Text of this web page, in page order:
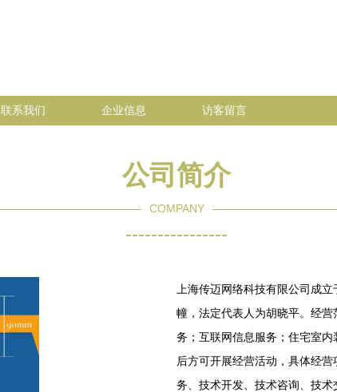
联系我们 企业信息 访客留言
公司简介
COMPANY
----------------
上海传迈网络科技有限公司成
幢，法定代表人为胡晓平。经
务；互联网信息服务；住宅室
后方可开展经营活动，具体经
务、技术开发、技术咨询、技